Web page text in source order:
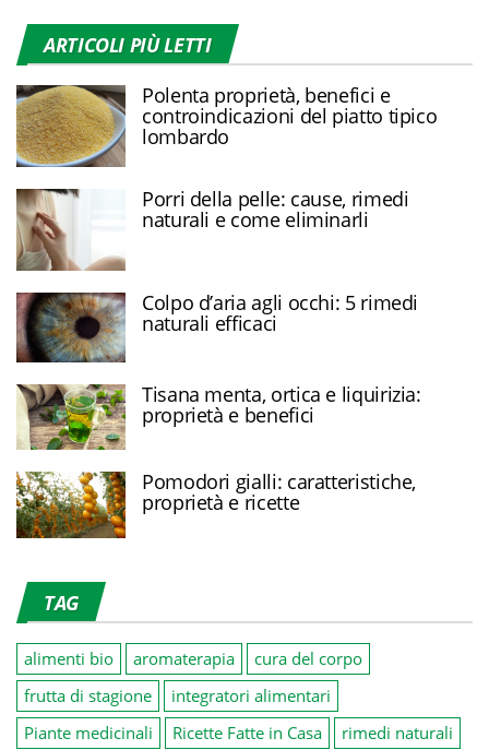
ARTICOLI PIÙ LETTI
Polenta proprietà, benefici e
controindicazioni del piatto tipico
lombardo
Porri della pelle: cause, rimedi
naturali e come eliminarli
Colpo d’aria agli occhi: 5 rimedi
naturali efficaci
Tisana menta, ortica e liquirizia:
proprietà e benefici
Pomodori gialli: caratteristiche,
proprietà e ricette
TAG
alimenti bio aromaterapia
cura del corpo
frutta di stagione
integratori alimentari
Piante medicinali
Ricette Fatte in Casa
rimedi naturali